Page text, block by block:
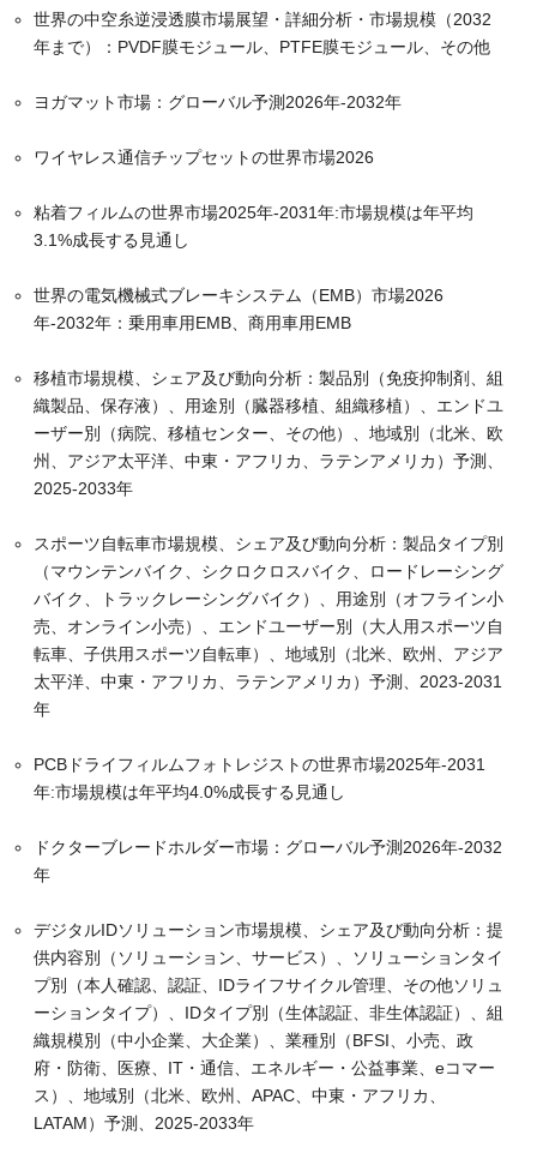
世界の中空糸逆浸透膜市場展望・詳細分析・市場規模（2032
年まで）：PVDF膜モジュール、PTFE膜モジュール、その他
ヨガマット市場：グローバル予測2026年-2032年
ワイヤレス通信チップセットの世界市場2026
粘着フィルムの世界市場2025年-2031年:市場規模は年平均
3.1%成長する見通し
世界の電気機械式ブレーキシステム（EMB）市場2026
年-2032年：乗用車用EMB、商用車用EMB
移植市場規模、シェア及び動向分析：製品別（免疫抑制剤、組
織製品、保存液）、用途別（臓器移植、組織移植）、エンドユ
ーザー別（病院、移植センター、その他）、地域別（北米、欧
州、アジア太平洋、中東・アフリカ、ラテンアメリカ）予測、
2025-2033年
スポーツ自転車市場規模、シェア及び動向分析：製品タイプ別
（マウンテンバイク、シクロクロスバイク、ロードレーシング
バイク、トラックレーシングバイク）、用途別（オフライン小
売、オンライン小売）、エンドユーザー別（大人用スポーツ自
転車、子供用スポーツ自転車）、地域別（北米、欧州、アジア
太平洋、中東・アフリカ、ラテンアメリカ）予測、2023-2031
年
PCBドライフィルムフォトレジストの世界市場2025年-2031
年:市場規模は年平均4.0%成長する見通し
ドクターブレードホルダー市場：グローバル予測2026年-2032
年
デジタルIDソリューション市場規模、シェア及び動向分析：提
供内容別（ソリューション、サービス）、ソリューションタイ
プ別（本人確認、認証、IDライフサイクル管理、その他ソリュ
ーションタイプ）、IDタイプ別（生体認証、非生体認証）、組
織規模別（中小企業、大企業）、業種別（BFSI、小売、政
府・防衛、医療、IT・通信、エネルギー・公益事業、eコマー
ス）、地域別（北米、欧州、APAC、中東・アフリカ、
LATAM）予測、2025-2033年